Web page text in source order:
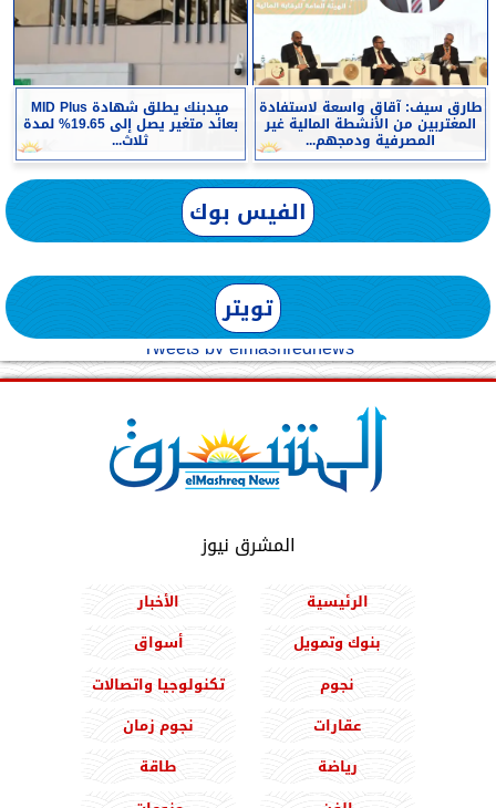
طارق سيف: آقاق واسعة لاستفادة
المغتربين من الأنشطة المالية غير
المصرفية ودمجهم...
ميدبنك يطلق شهادة MID Plus
بعائد متغير يصل إلى 19.65% لمدة
ثلاث...
الفيس بوك
تويتر
Tweets by elmashreqnews
المشرق نيوز
الرئيسية
الأخبار
بنوك وتمويل
أسواق
نجوم
تكنولوجيا واتصالات
عقارات
نجوم زمان
رياضة
طاقة